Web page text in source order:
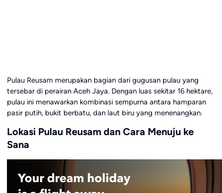
Pulau Reusam merupakan bagian dari gugusan pulau yang
tersebar di perairan Aceh Jaya. Dengan luas sekitar 16 hektare,
pulau ini menawarkan kombinasi sempurna antara hamparan
pasir putih, bukit berbatu, dan laut biru yang menenangkan.
Lokasi Pulau Reusam dan Cara Menuju ke
Sana